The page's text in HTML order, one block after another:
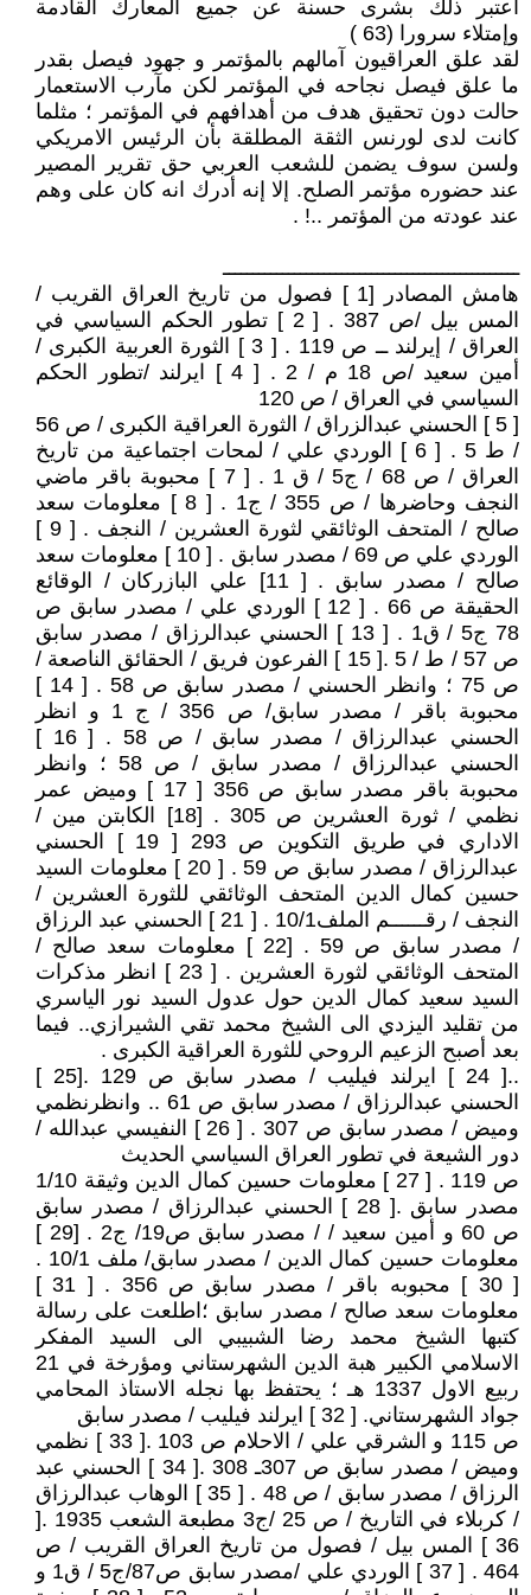
أعتبر ذلك بشرى حسنة عن جميع المعارك القادمة
وإمتلاء سرورا (63 )
لقد علق العراقيون آمالهم بالمؤتمر و جهود فيصل بقدر
ما علق فيصل نجاحه في المؤتمر لكن مآرب الاستعمار
حالت دون تحقيق هدف من أهدافهم في المؤتمر ؛ مثلما
كانت لدى لورنس الثقة المطلقة بأن الرئيس الامريكي
ولسن سوف يضمن للشعب العربي حق تقرير المصير
عند حضوره مؤتمر الصلح. إلا إنه أدرك انه كان على وهم
عند عودته من المؤتمر ..! .
ــــــــــــــــــــــــــــــــــــــــــــــــــ
هامش المصادر [1 ] فصول من تاريخ العراق القريب /
المس بيل /ص 387 . [ 2 ] تطور الحكم السياسي في
العراق / إيرلند ــ ص 119 . [ 3 ] الثورة العربية الكبرى /
أمين سعيد /ص 18 م / 2 . [ 4 ] ايرلند /تطور الحكم
السياسي في العراق / ص 120
[ 5 ] الحسني عبدالزراق / الثورة العراقية الكبرى / ص 56
/ ط 5 . [ 6 ] الوردي علي / لمحات اجتماعية من تاريخ
العراق / ص 68 / ج5 / ق 1 . [ 7 ] محبوبة باقر ماضي
النجف وحاضرها / ص 355 / ج1 . [ 8 ] معلومات سعد
صالح / المتحف الوثائقي لثورة العشرين / النجف . [ 9 ]
الوردي علي ص 69 / مصدر سابق . [ 10 ] معلومات سعد
صالح / مصدر سابق . [ 11] علي البازركان / الوقائع
الحقيقة ص 66 . [ 12 ] الوردي علي / مصدر سابق ص
78 ج5 / ق1 . [ 13 ] الحسني عبدالرزاق / مصدر سابق
ص 57 / ط / 5 .[ 15 ] الفرعون فريق / الحقائق الناصعة /
ص 75 ؛ وانظر الحسني / مصدر سابق ص 58 . [ 14 ]
محبوبة باقر / مصدر سابق/ ص 356 / ج 1 و انظر
الحسني عبدالرزاق / مصدر سابق / ص 58 . [ 16 ]
الحسني عبدالرزاق / مصدر سابق / ص 58 ؛ وانظر
محبوبة باقر مصدر سابق ص 356 [ 17 ] وميض عمر
نظمي / ثورة العشرين ص 305 . [18] الكابتن مين /
الاداري في طريق التكوين ص 293 [ 19 ] الحسني
عبدالرزاق / مصدر سابق ص 59 . [ 20 ] معلومات السيد
حسين كمال الدين المتحف الوثائقي للثورة العشرين /
النجف / رقــــــم الملف10/1 . [ 21 ] الحسني عبد الرزاق
/ مصدر سابق ص 59 . [22 ] معلومات سعد صالح /
المتحف الوثائقي لثورة العشرين . [ 23 ] انظر مذكرات
السيد سعيد كمال الدين حول عدول السيد نور الياسري
من تقليد اليزدي الى الشيخ محمد تقي الشيرازي.. فيما
بعد أصبح الزعيم الروحي للثورة العراقية الكبرى .
..[ 24 ] ايرلند فيليب / مصدر سابق ص 129 .[25 ]
الحسني عبدالرزاق / مصدر سابق ص 61 .. وانظرنظمي
وميض / مصدر سابق ص 307 . [ 26 ] النفيسي عبدالله /
دور الشيعة في تطور العراق السياسي الحديث
ص 119 . [ 27 ] معلومات حسين كمال الدين وثيقة 1/10
مصدر سابق .[ 28 ] الحسني عبدالرزاق / مصدر سابق
ص 60 و أمين سعيد / / مصدر سابق ص19/ ج2 . [29 ]
معلومات حسين كمال الدين / مصدر سابق/ ملف 10/1 .
[ 30 ] محبوبه باقر / مصدر سابق ص 356 . [ 31 ]
معلومات سعد صالح / مصدر سابق ؛اطلعت على رسالة
كتبها الشيخ محمد رضا الشبيبي الى السيد المفكر
الاسلامي الكبير هبة الدين الشهرستاني ومؤرخة في 21
ربيع الاول 1337 هـ ؛ يحتفظ بها نجله الاستاذ المحامي
جواد الشهرستاني. [ 32 ] ايرلند فيليب / مصدر سابق
ص 115 و الشرقي علي / الاحلام ص 103 .[ 33 ] نظمي
وميض / مصدر سابق ص 307ـ 308 .[ 34 ] الحسني عبد
الرزاق / مصدر سابق / ص 48 . [ 35 ] الوهاب عبدالرزاق
/ كربلاء في التاريخ / ص 25 /ج3 مطبعة الشعب 1935 .[
36 ] المس بيل / فصول من تاريخ العراق القريب / ص
464 . [ 37 ] الوردي علي /مصدر سابق ص87/ج5 / ق1 و